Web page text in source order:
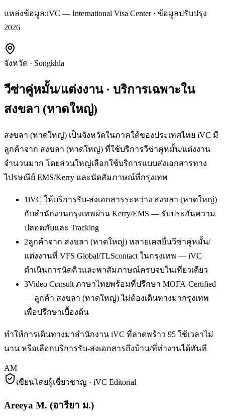
แหล่งข้อมูล:iVC — International Visa Center · ข้อมูลปรับปรุง
2026
จังหวัด · Songkhla
วีซ่าคู่หมั้น/แต่งงาน· บริการเฉพาะใน
สงขลา (หาดใหญ่)
สงขลา (หาดใหญ่) เป็นจังหวัดในภาคใต้ของประเทศไทย iVC มี
ลูกค้าจาก สงขลา (หาดใหญ่) ที่ใช้บริการวีซ่าคู่หมั้น/แต่งงาน
จำนวนมาก โดยส่วนใหญ่เลือกใช้บริการแบบส่งเอกสารทาง
ไปรษณีย์ EMS/Kerry และนัดสัมภาษณ์ที่กรุงเทพ
1iVC ให้บริการรับ-ส่งเอกสารระหว่าง สงขลา (หาดใหญ่)
กับสำนักงานกรุงเทพผ่าน Kerry/EMS — รับประกันความ
ปลอดภัยและ Tracking
2ลูกค้าจาก สงขลา (หาดใหญ่) หลายเคสยื่นวีซ่าคู่หมั้น/
แต่งงานที่ VFS Global/TLScontact ในกรุงเทพ — iVC
ดำเนินการนัดคิวและพาสัมภาษณ์ครบจบในเที่ยวเดียว
3Video Consult ภาษาไทยพร้อมที่ปรึกษา MOFA-Certified
— ลูกค้า สงขลา (หาดใหญ่) ไม่ต้องเดินทางมากรุงเทพ
เพื่อปรึกษาเบื้องต้น
ทำให้การเดินทางมาสำนักงาน iVC ที่ลาดพร้าว 95 ใช้เวลาไม่
นาน หรือเลือกบริการรับ-ส่งเอกสารถึงบ้าน/ที่ทำงานได้ทันที
AM
เขียนโดยผู้เชี่ยวชาญ · iVC Editorial
Areeya M. (อารียา ม.)